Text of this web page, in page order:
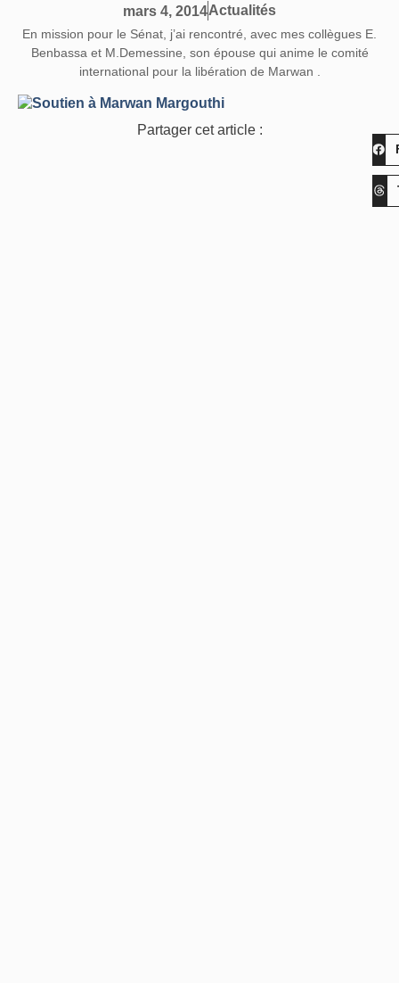
mars 4, 2014Actualités
En mission pour le Sénat, j’ai rencontré, avec mes collègues E.
Benbassa et M.Demessine, son épouse qui anime le comité
international pour la libération de Marwan .
Partager cet article :